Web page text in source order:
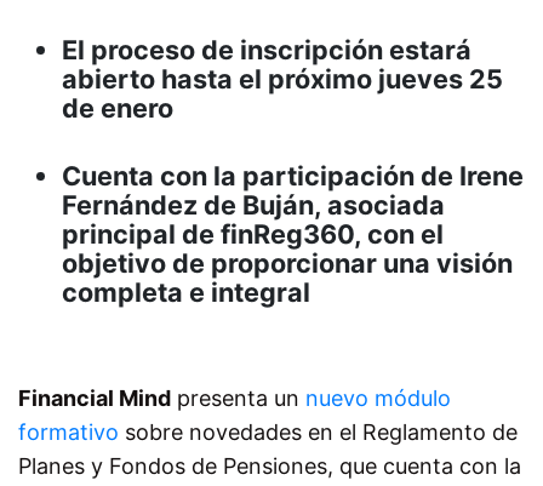
El proceso de inscripción estará
abierto hasta el próximo jueves 25
de enero
Cuenta con la participación de Irene
Fernández de Buján, asociada
principal de finReg360, con el
objetivo de proporcionar una visión
completa e integral
Financial Mind presenta un nuevo módulo
formativo sobre novedades en el Reglamento de
Planes y Fondos de Pensiones, que cuenta con la